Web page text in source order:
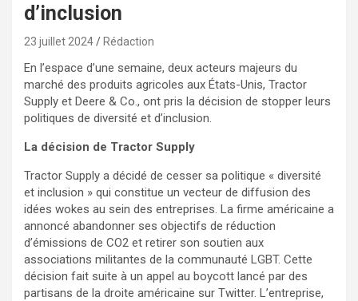
d’inclusion
23 juillet 2024 Rédaction
En l’espace d’une semaine, deux acteurs majeurs du
marché des produits agricoles aux États-Unis, Tractor
Supply et Deere & Co., ont pris la décision de stopper leurs
politiques de diversité et d’inclusion.
La décision de Tractor Supply
Tractor Supply a décidé de cesser sa politique « diversité
et inclusion » qui constitue un vecteur de diffusion des
idées wokes au sein des entreprises. La firme américaine a
annoncé abandonner ses objectifs de réduction
d’émissions de CO2 et retirer son soutien aux
associations militantes de la communauté LGBT. Cette
décision fait suite à un appel au boycott lancé par des
partisans de la droite américaine sur Twitter. L’entreprise,